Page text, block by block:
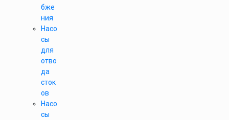
бже
ния
Насо
сы
для
отво
да
сток
ов
Насо
сы